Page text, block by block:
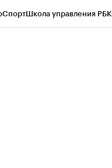
СпортШкола управления РБК